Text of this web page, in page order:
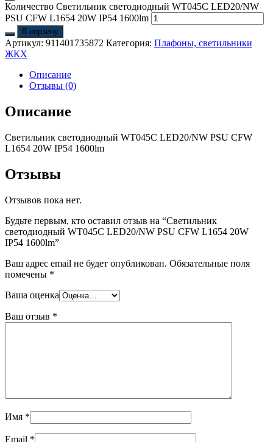
Количество Светильник светодиодный WT045C LED20/NW
PSU CFW L1654 20W IP54 1600lm
В корзину
Артикул: 911401735872 Категория: Плафоны, светильники
ЖКХ
Описание
Отзывы (0)
Описание
Светильник светодиодный WT045C LED20/NW PSU CFW
L1654 20W IP54 1600lm
Отзывы
Отзывов пока нет.
Будьте первым, кто оставил отзыв на “Светильник
светодиодный WT045C LED20/NW PSU CFW L1654 20W
IP54 1600lm”
Ваш адрес email не будет опубликован. Обязательные поля
помечены *
Ваша оценка
Ваш отзыв *
Имя *
Email *